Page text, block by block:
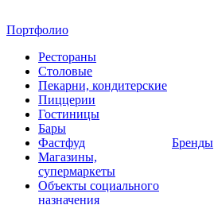
Портфолио
Рестораны
Столовые
Пекарни, кондитерские
Пиццерии
Гостиницы
Бары
Фастфуд
Магазины,
супермаркеты
Объекты социального
назначения
Бренды